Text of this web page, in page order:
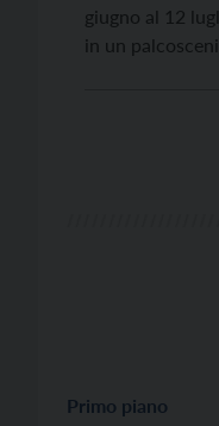
giugno al 12
in un
Primo piano